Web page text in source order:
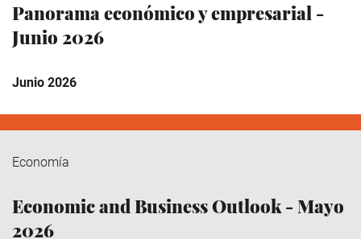
Panorama económico y empresarial -
Junio 2026
Junio 2026
Economía
Economic and Business Outlook - Mayo
2026